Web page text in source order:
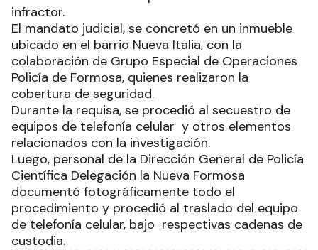
infractor.
El mandato judicial, se concretó en un inmueble
ubicado en el barrio Nueva Italia, con la
colaboración de Grupo Especial de Operaciones
Policía de Formosa, quienes realizaron la
cobertura de seguridad.
Durante la requisa, se procedió al secuestro de
equipos de telefonía celular y otros elementos
relacionados con la investigación.
Luego, personal de la Dirección General de Policía
Científica Delegación la Nueva Formosa
documentó fotográficamente todo el
procedimiento y procedió al traslado del equipo
de telefonía celular, bajo respectivas cadenas de
custodia.